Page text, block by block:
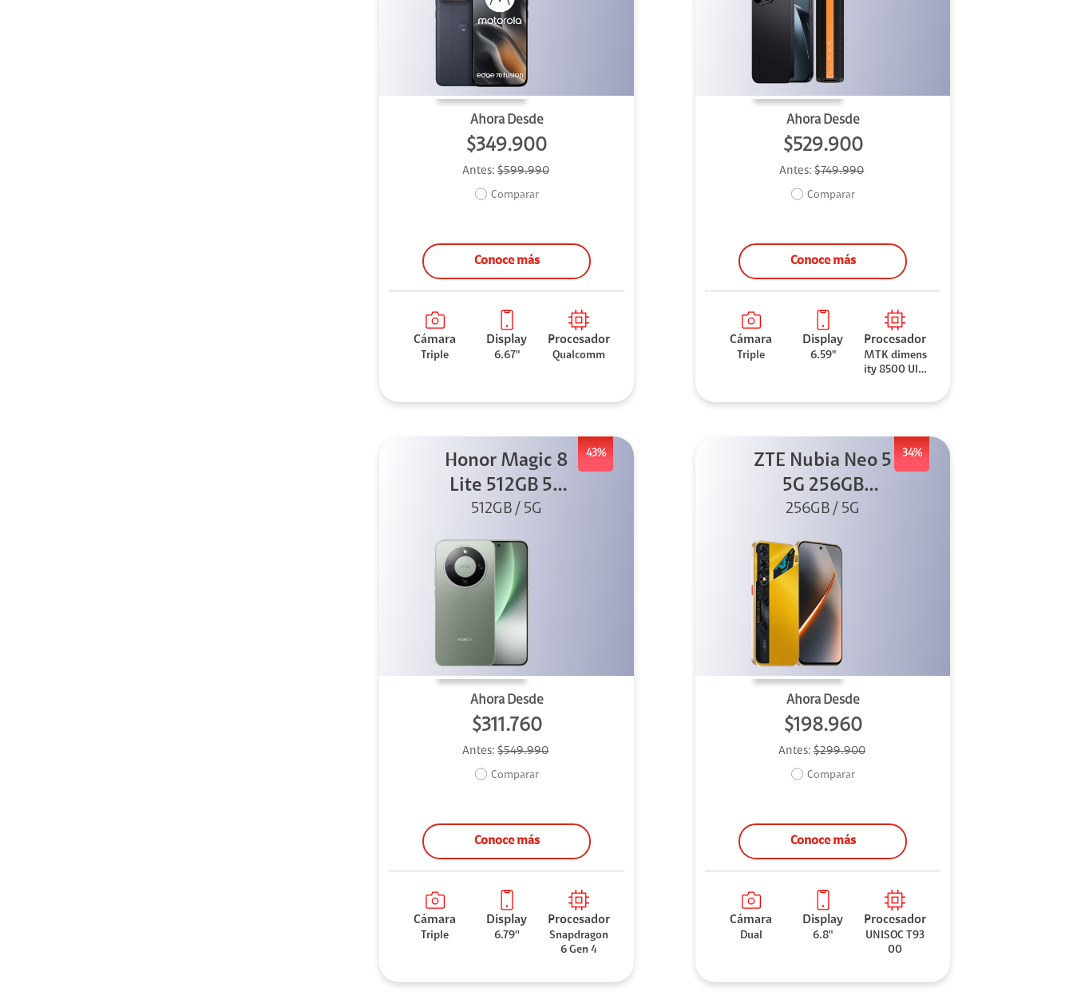
Ahora Desde
$349.900
Antes: $599.990
Comparar
Conoce más
Cámara
Triple
Display
6.67"
Procesador
Qualcomm
Ahora Desde
$529.900
Antes:$749.990
Comparar
Conoce más
Cámara
Triple
Display
6.59"
Procesador
MTK dimens
ity 8500 Ultr
43%
Honor Magic 8
Lite 512GB 5G
Verde
512GB / 5G
Ahora Desde
$311.760
Antes:$549.990
Comparar
Conoce más
Cámara
Triple
Display
6.79''
Procesador
Snapdragon
6 Gen 4
34%
ZTE Nubia Neo 5
5G 256GB
Dorado
256GB / 5G
Ahora Desde
$198.960
Antes: $299.900
Comparar
Conoce más
Cámara
Dual
Display
6.8"
Procesador
UNISOC T93
00